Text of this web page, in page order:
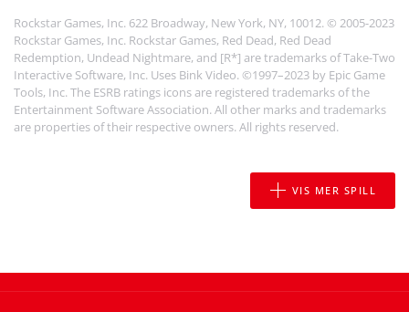
Rockstar Games, Inc. 622 Broadway, New York, NY, 10012. © 2005-2023
Rockstar Games, Inc. Rockstar Games, Red Dead, Red Dead
Redemption, Undead Nightmare, and [R*] are trademarks of Take-Two
Interactive Software, Inc. Uses Bink Video. ©1997–2023 by Epic Game
Tools, Inc. The ESRB ratings icons are registered trademarks of the
Entertainment Software Association. All other marks and trademarks
are properties of their respective owners. All rights reserved.
VIS MER SPILL